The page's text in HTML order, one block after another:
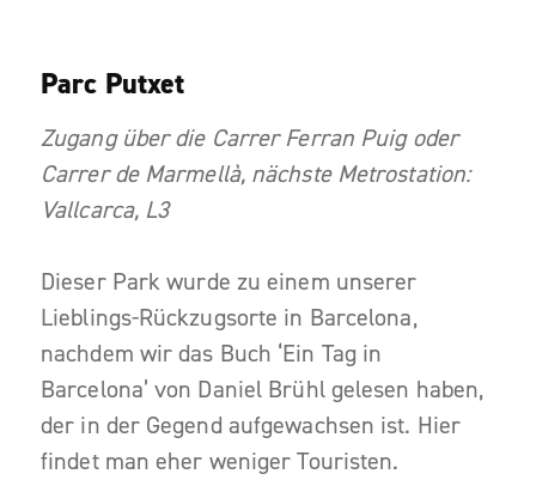
Parc Putxet
Zugang über die Carrer Ferran Puig oder
Carrer de Marmellà, nächste Metrostation:
Vallcarca, L3
Dieser Park wurde zu einem unserer
Lieblings-Rückzugsorte in Barcelona,
nachdem wir das Buch ‘Ein Tag in
Barcelona’ von Daniel Brühl gelesen haben,
der in der Gegend aufgewachsen ist. Hier
findet man eher weniger Touristen.